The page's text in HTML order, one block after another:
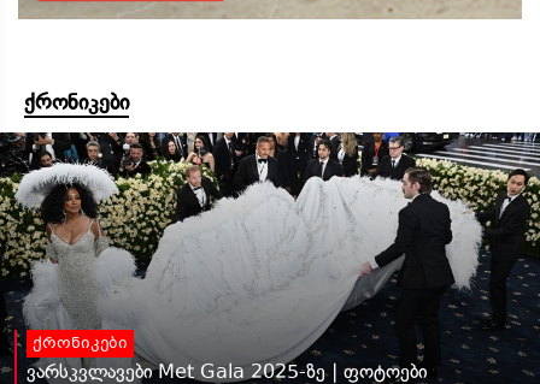
ქრონიკები
ქრონიკები
ვარსკვლავები Met Gala 2025-ზე | ფოტოები